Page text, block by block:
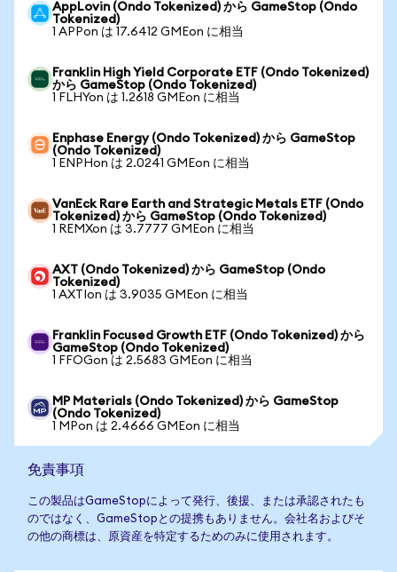
AppLovin (Ondo Tokenized) から GameStop (Ondo
Tokenized)
1 APPon は 17.6412 GMEon に相当
Franklin High Yield Corporate ETF (Ondo Tokenized)
から GameStop (Ondo Tokenized)
1 FLHYon は 1.2618 GMEon に相当
Enphase Energy (Ondo Tokenized) から GameStop
(Ondo Tokenized)
1 ENPHon は 2.0241 GMEon に相当
VanEck Rare Earth and Strategic Metals ETF (Ondo
Tokenized) から GameStop (Ondo Tokenized)
1 REMXon は 3.7777 GMEon に相当
AXT (Ondo Tokenized) から GameStop (Ondo
Tokenized)
1 AXTIon は 3.9035 GMEon に相当
Franklin Focused Growth ETF (Ondo Tokenized) から
GameStop (Ondo Tokenized)
1 FFOGon は 2.5683 GMEon に相当
MP Materials (Ondo Tokenized) から GameStop
(Ondo Tokenized)
1 MPon は 2.4666 GMEon に相当
免責事項
この製品はGameStopによって発行、後援、または承認されたも
のではなく、GameStopとの提携もありません。会社名およびそ
の他の商標は、原資産を特定するためのみに使用されます。